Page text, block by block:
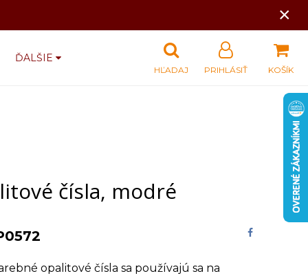
×
ĎALŠIE
KOŠÍK
PRIHLÁSIŤ
HĽADAJ
čísla, modré
opalitové čísla sa používajú sa na